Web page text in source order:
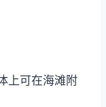
上可在海滩附